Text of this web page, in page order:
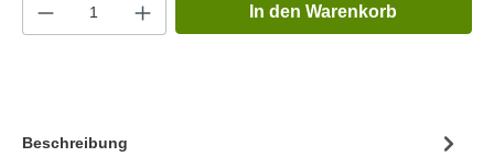
In den Warenkorb
Beschreibung